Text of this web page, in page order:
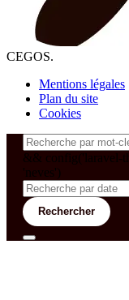
CEGOS.
Mentions légales
Plan du site
Cookies
&& config('laravel-
'neves')
Rechercher